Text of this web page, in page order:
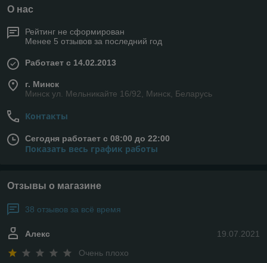
О нас
Рейтинг не сформирован
Менее 5 отзывов за последний год
Работает с 14.02.2013
г. Минск
Минск ул. Мельникайте 16/92, Минск, Беларусь
Контакты
Сегодня работает с 08:00 до 22:00
Показать весь график работы
Отзывы о магазине
38 отзывов за всё время
19.07.2021
Алекс
Очень плохо